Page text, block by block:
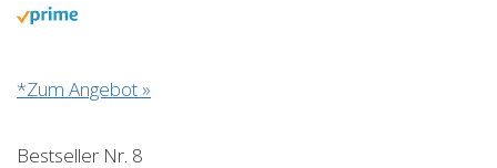
*Zum Angebot »
Bestseller Nr. 8